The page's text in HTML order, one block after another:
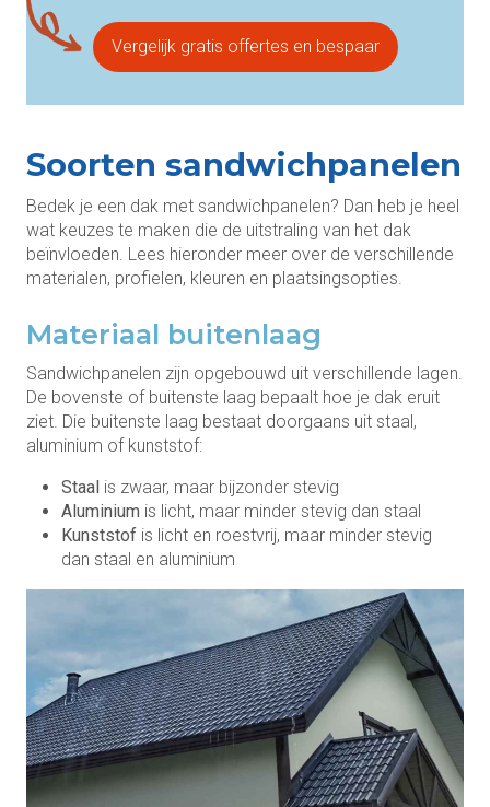
Vergelijk gratis offertes en bespaar
Soorten sandwichpanelen
Bedek je een dak met sandwichpanelen? Dan heb je heel
wat keuzes te maken die de uitstraling van het dak
beïnvloeden. Lees hieronder meer over de verschillende
materialen, profielen, kleuren en plaatsingsopties.
Materiaal buitenlaag
Sandwichpanelen zijn opgebouwd uit verschillende lagen.
De bovenste of buitenste laag bepaalt hoe je dak eruit
ziet. Die buitenste laag bestaat doorgaans uit staal,
aluminium of kunststof:
Staal is zwaar, maar bijzonder stevig
Aluminium is licht, maar minder stevig dan staal
Kunststof is licht en roestvrij, maar minder stevig
dan staal en aluminium